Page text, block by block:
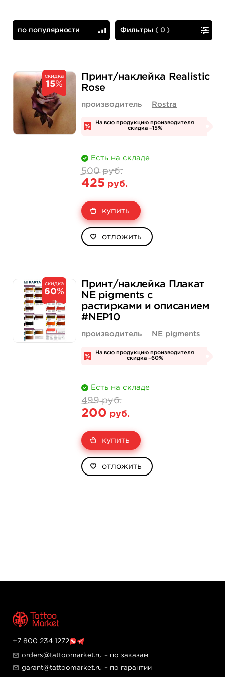
Фильтры (0 )
по популярности
скидка
15%
Принт/наклейка Realistic
Rose
производитель Rostra
На всю продукцию производителя
скидка –15%
Есть на складе
500 руб.
425 руб.
купить
отложить
скидка
60%
Принт/наклейка Плакат
NE pigments с
растирками и описанием
#NEP10
производитель NE pigments
На всю продукцию производителя
скидка –60%
Есть на складе
499 руб.
200 руб.
купить
отложить
+7 800 234 1272
orders@tattoomarket.ru – по заказам
garant@tattoomarket.ru – по гарантии